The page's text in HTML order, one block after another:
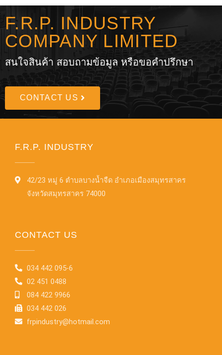
F.R.P. INDUSTRY
COMPANY LIMITED
สนใจสินค้า สอบถามข้อมูล หรือขอคำปรึกษา
CONTACT US
F.R.P. INDUSTRY
42/23 หมู่ 6 ตำบลบางน้ำจืด อำเภอเมืองสมุทรสาคร
จังหวัดสมุทรสาคร 74000
CONTACT US
034 442 095-6
02 451 0488
084 422 9966
034 442 026
frpindustry@hotmail.com